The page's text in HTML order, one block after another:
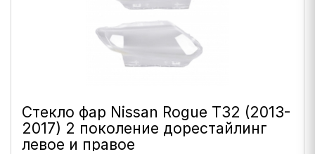
Стекло фар Nissan Rogue T32 (2013-
2017) 2 поколение дорестайлинг
левое и правое